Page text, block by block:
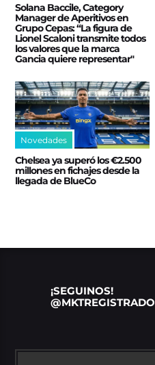
Solana Baccile, Category
Manager de Aperitivos en
Grupo Cepas: “La figura de
Lionel Scaloni transmite todos
los valores que la marca
Gancia quiere representar"
Novedades
Chelsea ya superó los €2.500
millones en fichajes desde la
llegada de BlueCo
¡SEGUINOS!
@MKTREGISTRADO